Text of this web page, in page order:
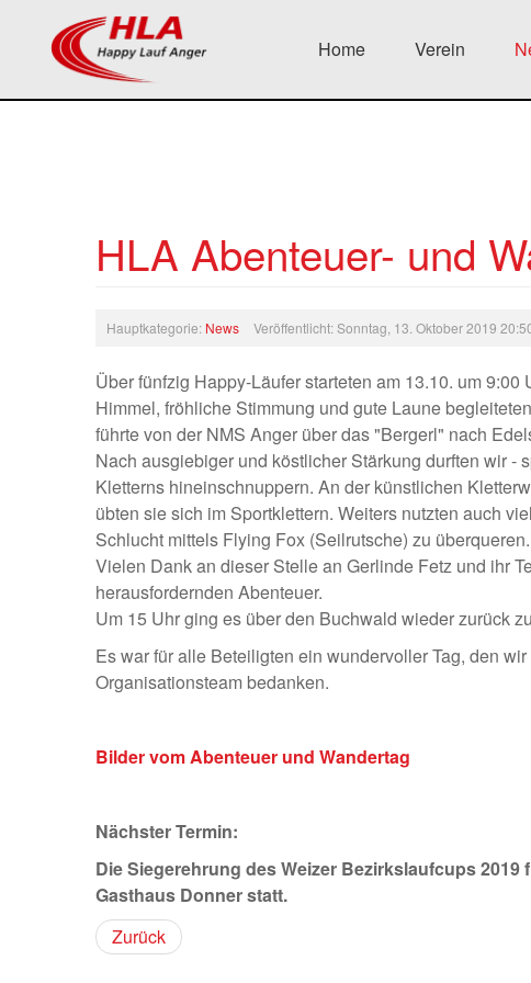
Home Verein
HLA Abenteuer- und
Hauptkategorie: News Veröffentlicht: Sonntag, 13. Oktober 2019
Über fünfzig Happy-Läufer starteten am 13.10. um
Himmel, fröhliche Stimmung und gute Laune
führte von der NMS Anger über das "Bergerl" nach
Nach ausgiebiger und köstlicher Stärkung durften wir
Kletterns hineinschnuppern. An der künstlichen
übten sie sich im Sportklettern. Weiters nutzten auch
Schlucht mittels Flying Fox (Seilrutsche) zu überqueren.
Vielen Dank an dieser Stelle an Gerlinde Fetz und ihr
herausfordernden Abenteuer.
Um 15 Uhr ging es über den Buchwald wieder zurück
Es war für alle Beteiligten ein wundervoller Tag, den
Organisationsteam bedanken.
Bilder vom Abenteuer und Wandertag
Nächster Termin:
Die Siegerehrung des Weizer Bezirkslaufcups
Gasthaus Donner statt.
Zurück